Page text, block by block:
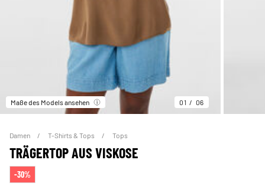
Maße des Models ansehen 01 06
Damen T-Shirts & Tops Tops
TRÄGERTOP AUS VISKOSE
-30%